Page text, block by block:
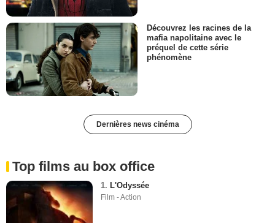
Découvrez les racines de la
mafia napolitaine avec le
préquel de cette série
phénomène
Dernières news cinéma
Top films au box office
1. L'Odyssée
Film - Action